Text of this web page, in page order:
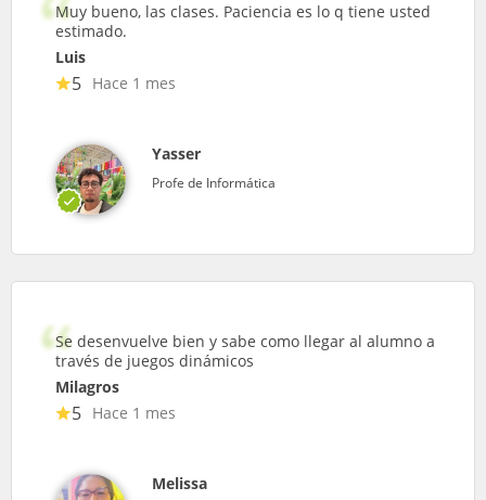
Muy bueno, las clases. Paciencia es lo q tiene usted
estimado.
Luis
5 Hace 1 mes
Yasser
Profe de Informática
Se desenvuelve bien y sabe como llegar al alumno a
través de juegos dinámicos
Milagros
5 Hace 1 mes
Melissa